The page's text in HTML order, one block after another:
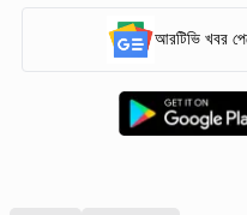
আরটিভি খবর